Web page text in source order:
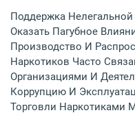
Поддержка
Оказать Пагубное
Производство И
Наркотиков Часто
Организациями И
Коррупцию И
Торговли Наркотиками